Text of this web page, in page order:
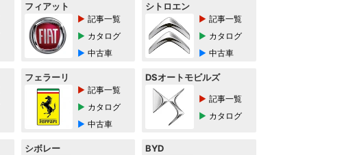
フィアット
記事一覧
カタログ
中古車
シトロエン
記事一覧
カタログ
中古車
フェラーリ
記事一覧
カタログ
中古車
DSオートモビルズ
記事一覧
カタログ
シボレー BYD